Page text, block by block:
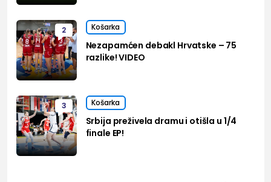
2 Košarka
Nezapamćen debakl Hrvatske – 75
razlike! VIDEO
3 Košarka
Srbija preživela dramu i otišla u 1/4
finale EP!